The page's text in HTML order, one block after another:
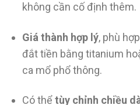
không cần cố định thêm.
Giá thành hợp lý, phù
đắt tiền bằng titanium
ca mổ phổ thông.
Có thểtùy chỉnh chiều